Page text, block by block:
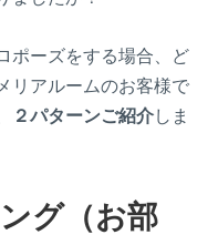
ポーズをする場合、ど
リアルームのお客様で
２パターンご紹介しま
グ（お部